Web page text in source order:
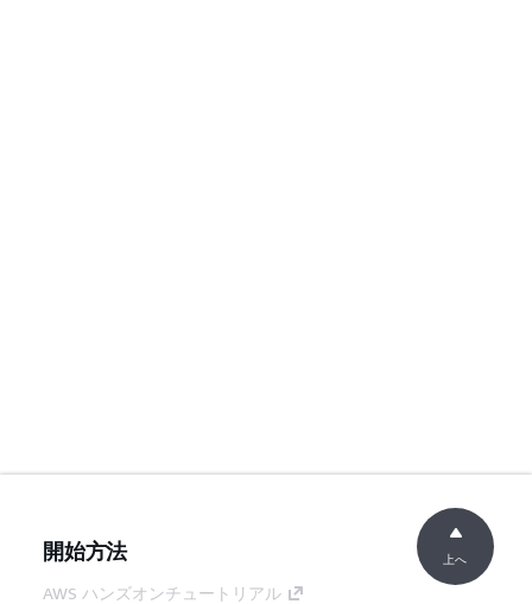
開始方法
AWS ハンズオンチュートリアル
上へ